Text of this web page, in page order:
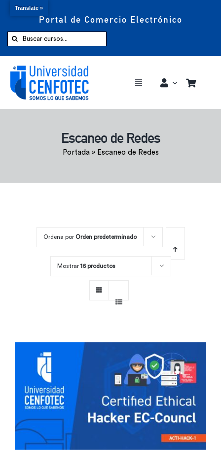
Portal de Comercio Electrónico
Buscar:
Toggle
Comprar ahora
Escaneo de Redes
Portada» Escaneo de Redes
Ordena por Orden predeterminado
Mostrar 16 productos
Translate »